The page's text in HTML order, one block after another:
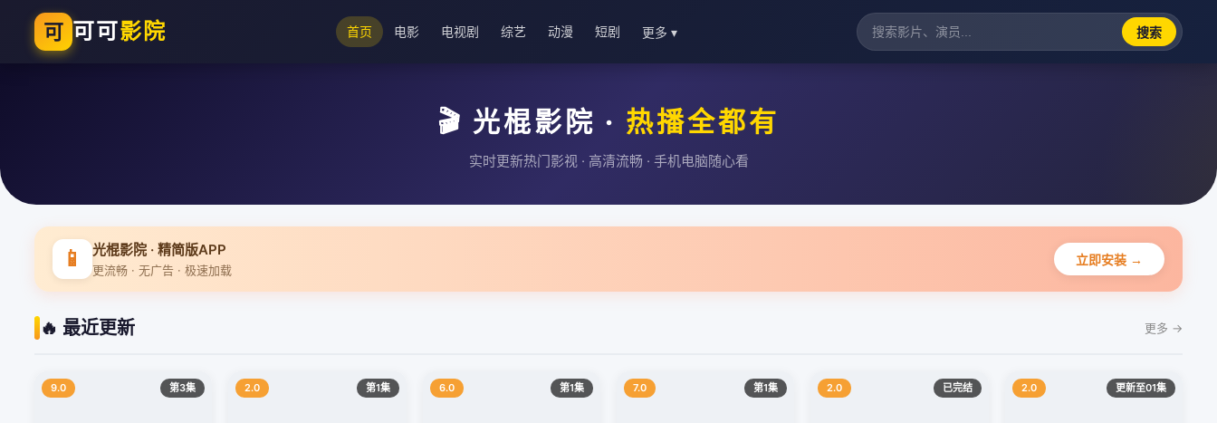
可 可可影院 首页 电影 电视剧 综艺 动漫 短剧 更多 ▾ 搜索
🎬 光棍影院 · 热播全都有
实时更新热门影视 · 高清流畅 · 手机电脑随心看
📱 光棍影院 · 精简版APP
更流畅 · 无广告 · 极速加载
立即安装 →
🔥 最近更新 更多 →
9.0 第3集 2.0 第1集 6.0 第1集 7.0 第1集 2.0 已完结 2.0 更新至01集